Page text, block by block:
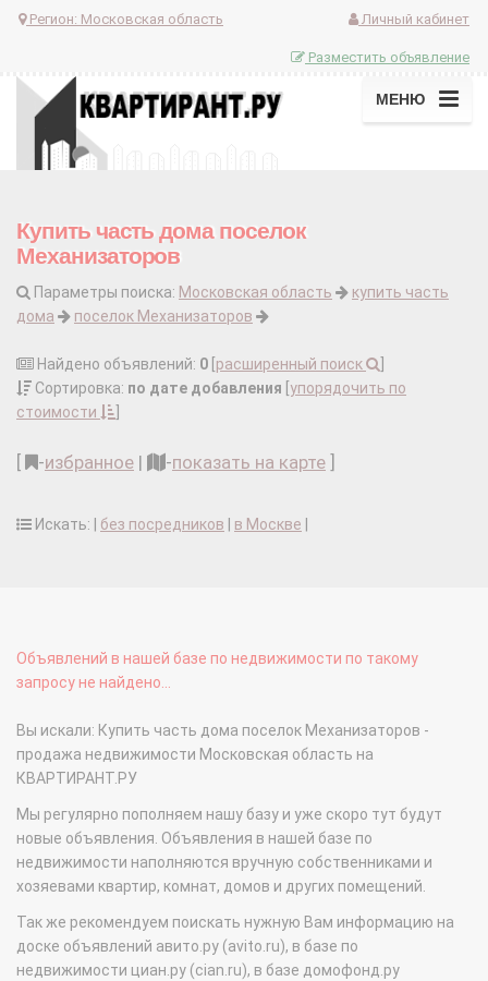
Регион: Московская область Личный кабинет
Разместить объявление
МЕНЮ
Купить часть дома поселок
Механизаторов
Параметры поиска: Московская область
купить часть
дома
поселок Механизаторов
Найдено объявлений: 0 расширенный поиск
Сортировка: по дате добавления упорядочить по
стоимости
-избранное | -показать на карте
Искать: | без посредников в Москве
Объявлений в нашей базе по недвижимости по такому
запросу не найдено...
Вы искали: Купить часть дома поселок Механизаторов -
продажа недвижимости Московская область на
КВАРТИРАНТ.РУ
Мы регулярно пополняем нашу базу и уже скоро тут будут
новые объявления. Объявления в нашей базе по
недвижимости наполняются вручную собственниками и
хозяевами квартир, комнат, домов и других помещений.
Так же рекомендуем поискать нужную Вам информацию на
доске объявлений авито.ру (avito.ru), в базе по
недвижимости циан.ру (cian.ru), в базе домофонд.ру